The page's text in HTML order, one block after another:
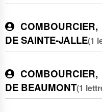
DE SAINTE-JALLE(1
DE BEAUMONT(1